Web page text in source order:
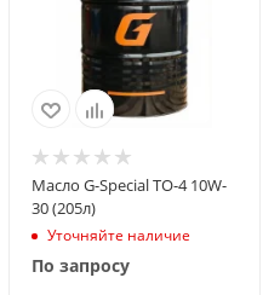
Масло G-Special TO-4 10W-
30 (205л)
Уточняйте наличие
По запросу